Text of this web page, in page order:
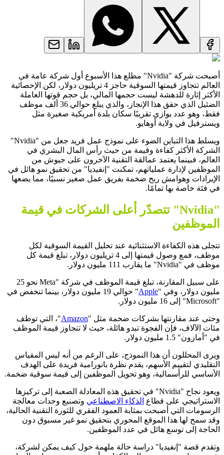
أصبحت شركة "Nvidia" مطلع هذا الأسبوع أول شركة عامة في
العالم تتجاوز قيمتها السوقية حاجز 4 تريليون دولار، لكن الإحصائية
الأكثر إثارة للدهشة ليست حجمها المالي، بل حجم قوتها العاملة
الضئيل الذي حقق هذا الإنجاز، والذي يبلغ حوالي 36 ألف موظف
فقط، وهو عدد يوازي تقريبًا سكان بلدة أمريكية صغيرة مثل
ويسترفيل في ولاية أوهايو.
ويسلط هذا التباين الضوء على نموذج عمل فريد جعل من "Nvidia"
الشركة الأكثر كفاءة وقيمة من حيث رأس المال البشري في
العالم، فبينما يعتمد عمالقة التقنية الآخرون على جيوش من
الموظفين لإدارة عملياتهم، تمكنت "إنفيديا" من تحقيق نمو هائل في
الإيرادات وهوامش ربح ضخمة بفريق عمل صغير نسبيًا، مما يضعها
في فئة خاصة بها تمامًا.
"Nvidia" تتصدّر أعلى الشركات في قيمة
الموظفين
تتجلى هذه الكفاءة الاستثنائية عند تحليل القيمة السوقية لكل
موظف، فمع وصول قيمتها إلى 4 تريليون دولار، تبلغ قيمة كل
موظف في "Nvidia" ما يقارب 111 مليون دولار.
على سبيل المقارنة، تبلغ قيمة الموظف في شركة "Meta نحو 25
مليون دولار، وفي "Apple
" حوالي 19 مليون دولار، بينما تنخفض في
"Microsoft" إلى 16 مليون دولار.
وحتى عند مقارنتها بشركات ضخمة مثل "Amazon"، التي توظف
مئات الآلاف، فإن الفجوة تبدو هائلة، حيث لا تتجاوز قيمة الموظف
في "أمازون" 1.5 مليون دولار.
ويرى المحللون أن هذا النموذج، على الرغم من أنه ليس المقياس
التقليدي لتقييم الأسهم، يقدم نظرة بانورامية فريدة على الهدف
الأساسي للرأسمالية، وهو تحويل الموظفين إلى قيمة سوقية ضخمة.
ويعود نجاح "Nvidia" في تحقيق هذه المعادلة الصعبة إلى تركيزها
الاستراتيجي على قطاع الذكاء الاصطناعيوتصنيع وحدات معالجة
الرسومات التي أصبحت بمثابة العمود الفقري للثورة التقنية الحالية،
وقد سمح لها هذا الموقع المحوري بتحقيق نمو غير مسبوق دون
الحاجة إلى توسع هائل في عدد الموظفين.
وتقدم قصة "إنفيديا" دراسة حالة ملهمة حول كيف يمكن لشركة،